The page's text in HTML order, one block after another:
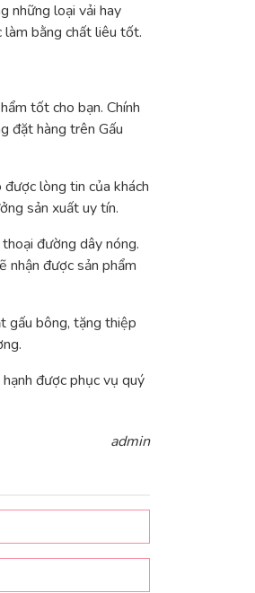
những loại vải hay
làm bằng chất liêu tốt.
tốt cho bạn. Chính
đặt hàng trên Gấu
lòng tin của khách
sản xuất uy tín.
đường dây nóng.
nhận được sản phẩm
gấu bông, tặng thiệp
hạnh được phục vụ quý
admin